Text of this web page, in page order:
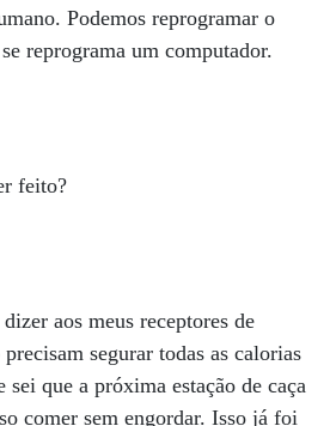
Podemos reprogramar o
reprograma um computador.
feito?
aos meus receptores de
segurar todas as calorias
que a próxima estação de caça
comer sem engordar. Isso já foi